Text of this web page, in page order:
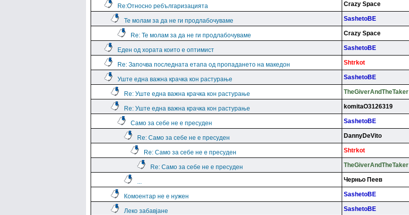
Re:Относно ребългаризацията Crazy Space
Те молам за да не ги продлабочуваме SashetoBE
Re: Те молам за да не ги продлабочуваме Crazy Space
Еден од хората които е оптимист SashetoBE
Re: Започва последната етапа од пропадането на македон Shtrkot
Уште една важна крачка кон растурање SashetoBE
Re: Уште една важна крачка кон растурање TheGiverAndTheTaker
Re: Уште една важна крачка кон растурање komitaO3126319
Само за себе не е пресуден SashetoBE
Re: Само за себе не е пресуден DannyDeVito
Re: Само за себе не е пресуден Shtrkot
Re: Само за себе не е пресуден TheGiverAndTheTaker
... Чepньo Пeeв
Комоентар не е нужен SashetoBE
Леко забавјане SashetoBE